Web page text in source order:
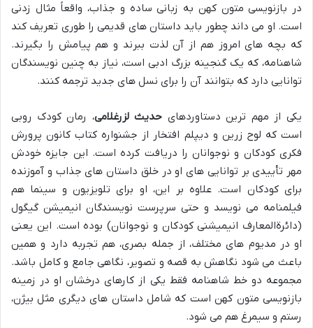
در بازنویسی متون کهن به زبانی ساده و جذاب، واقعاً مثال زدنی
است. او می داند چطور باید داستان های قدیمی را طوری تعریف کند
که بچه های امروز هم از آن لذت ببرند و هم پیامش را بگیرند.
شاهنامه، که یک گنجینه بزرگ ادبی است، نیاز به چنین نویسندگان
توانایی دارد که بتوانند آن را برای نسل های جدید ترجمه کنند.
یکی از مهم ترین دستاوردهای حدیث لزرغلامی، رمان کودک روبی
است که لوح زرین و دیپلم افتخار از جشنواره کتاب کانون پرورش
فکری کودکان و نوجوانان را دریافت کرده است. این جایزه خودش
مهر تأییدی بر توانایی های او در خلق داستان های جذاب و آموزنده
برای کودکان است. علاوه بر این، او برای تلویزیون و سینما هم
فیلمنامه می نویسد و حتی سرپرست نویسندگان انیمیشن گیگول
(دائرةالمعارف انیمیشنی کودکان و نوجوانان) بوده است. این یعنی
او در مدیوم های مختلف، از جمله بصری، هم تجربه دارد و همین
باعث می شود نگاهش به قصه و تصویر، نگاهی جامع و کامل باشد.
مجموعه دو خط شاهنامه فقط یکی از کارهای درخشان او در زمینه
بازنویسی متون کهن است که شامل داستان های دیگری مثل بیژن،
رستم و سیمرغ هم می شود.